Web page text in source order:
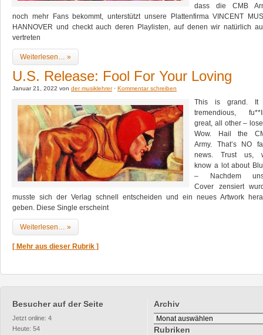
dass die CMB
noch mehr Fans bekommt, unterstützt unsere Plattenfirma VINCENT
HANNOVER und checkt auch deren Playlisten, auf denen wir natürlich
vertreten
Weiterlesen… »
U.S. Release: Fool For Your Loving
Januar 21, 2022 von der musiklehrer· Kommentar schreiben
This is grand. It
tremendious,
great, all other –
Wow. Hail the
Army. That’s NO
news. Trust us,
know a lot about
– Nachdem
Cover zensiert
musste sich der Verlag schnell entscheiden und ein neues Artwork
geben. Diese Single erscheint
Weiterlesen… »
[ Mehr aus dieser Rubrik ]
Besucher auf der Seite
Jetzt online: 4
Heute: 54
Archiv
Archiv
Rubriken